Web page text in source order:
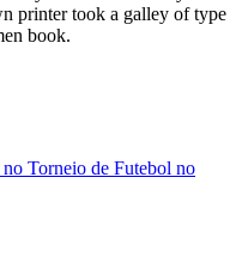
printer took a galley of type
book.